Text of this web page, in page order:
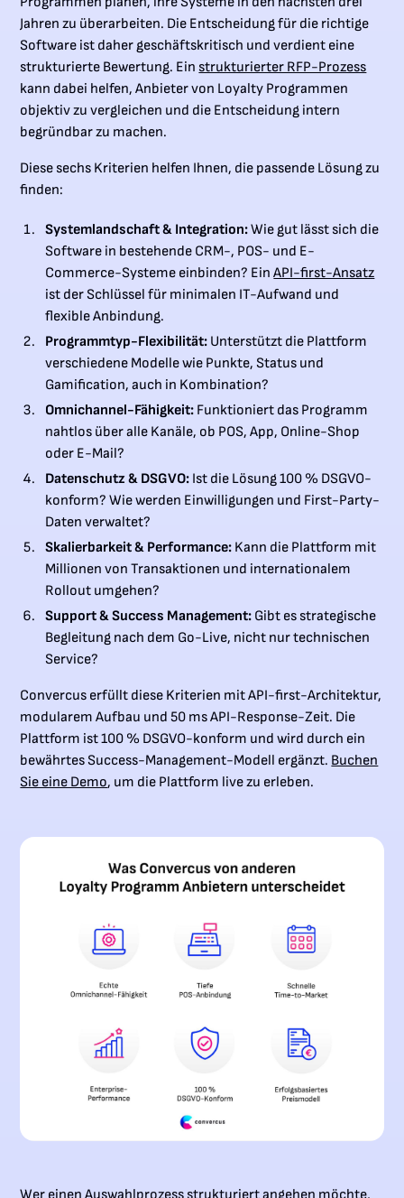
Jahren zu überarbeiten. Die Entscheidung für die richtige
Software ist daher geschäftskritisch und verdient eine
strukturierte Bewertung. Ein strukturierter RFP-Prozess
kann dabei helfen, Anbieter von Loyalty Programmen
objektiv zu vergleichen und die Entscheidung intern
begründbar zu machen.
Diese sechs Kriterien helfen Ihnen, die passende Lösung zu
finden:
Systemlandschaft & Integration:Wie gut lässt sich die
Software in bestehende CRM-, POS- und E-
Commerce-Systeme einbinden? EinAPI-first-Ansatz
ist der Schlüssel für minimalen IT-Aufwand und
flexible Anbindung.
Programmtyp-Flexibilität: Unterstützt die Plattform
verschiedene Modelle wie Punkte, Status und
Gamification, auch in Kombination?
Omnichannel-Fähigkeit: Funktioniert das Programm
nahtlos über alle Kanäle, ob POS, App, Online-Shop
oder E-Mail?
Datenschutz & DSGVO: Ist die Lösung 100 % DSGVO-
konform? Wie werden Einwilligungen und First-Party-
Daten verwaltet?
Skalierbarkeit & Performance: Kann die Plattform mit
Millionen von Transaktionen und internationalem
Rollout umgehen?
Support & Success Management: Gibt es strategische
Begleitung nach dem Go-Live, nicht nur technischen
Service?
Convercus erfüllt diese Kriterien mit API-first-Architektur,
modularem Aufbau und 50 ms API-Response-Zeit. Die
Plattform ist 100 % DSGVO-konform und wird durch ein
bewährtes Success-Management-Modell ergänzt. Buchen
Sie eine Demo, um die Plattform live zu erleben.
Wer einen Auswahlprozess strukturiert angehen möchte,